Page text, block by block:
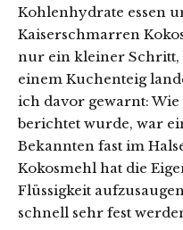
Kohlenhydrate essen
Kaiserschmarren
nur ein kleiner Schritt,
einem Kuchenteig
ich davor gewarnt:
berichtet wurde, war
Bekannten fast im
Kokosmehl hat die
Flüssigkeit
schnell sehr fest